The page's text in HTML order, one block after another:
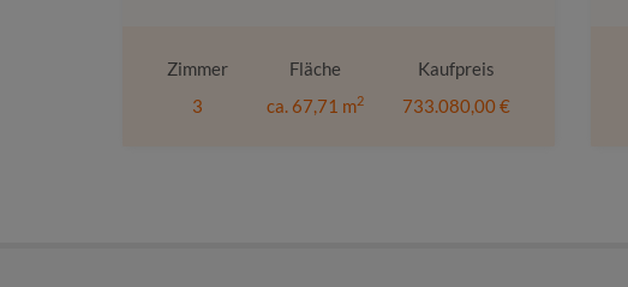
Zimmer
3
Fläche
ca. 67,71 m2
Kaufpreis
733.080,00 €